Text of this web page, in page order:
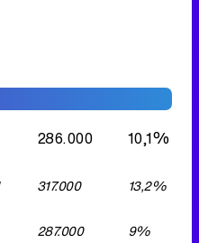
286.000 10,1%
317.000 13,2%
287.000 9%